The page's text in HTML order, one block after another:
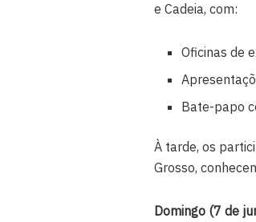
e Cadeia, com:
Oficinas de
Bate-papo
À tarde, os
Grosso,
Domingo (7 de